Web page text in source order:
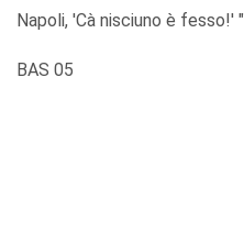
Napoli, 'Cà nisciuno è fesso!' "
BAS 05